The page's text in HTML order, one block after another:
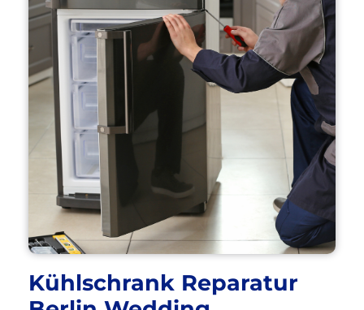
Kühlschrank Reparatur